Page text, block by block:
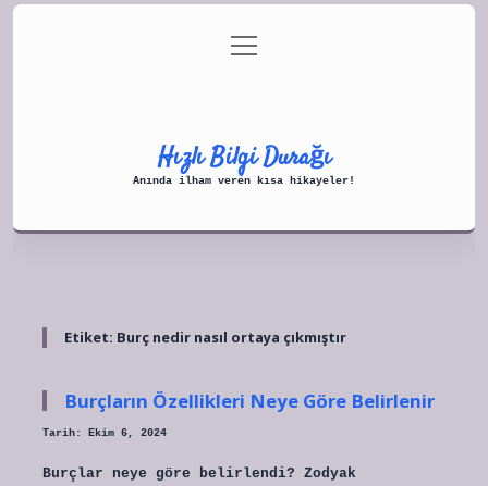
Gizlilik Politikası
menüyü
aç
Hızlı Bilgi Durağı
Anında ilham veren kısa hikayeler!
Etiket: Burç nedir nasıl ortaya çıkmıştır
Burçların Özellikleri Neye Göre Belirlenir
Tarih: Ekim 6, 2024
Burçlar neye göre belirlendi? Zodyak